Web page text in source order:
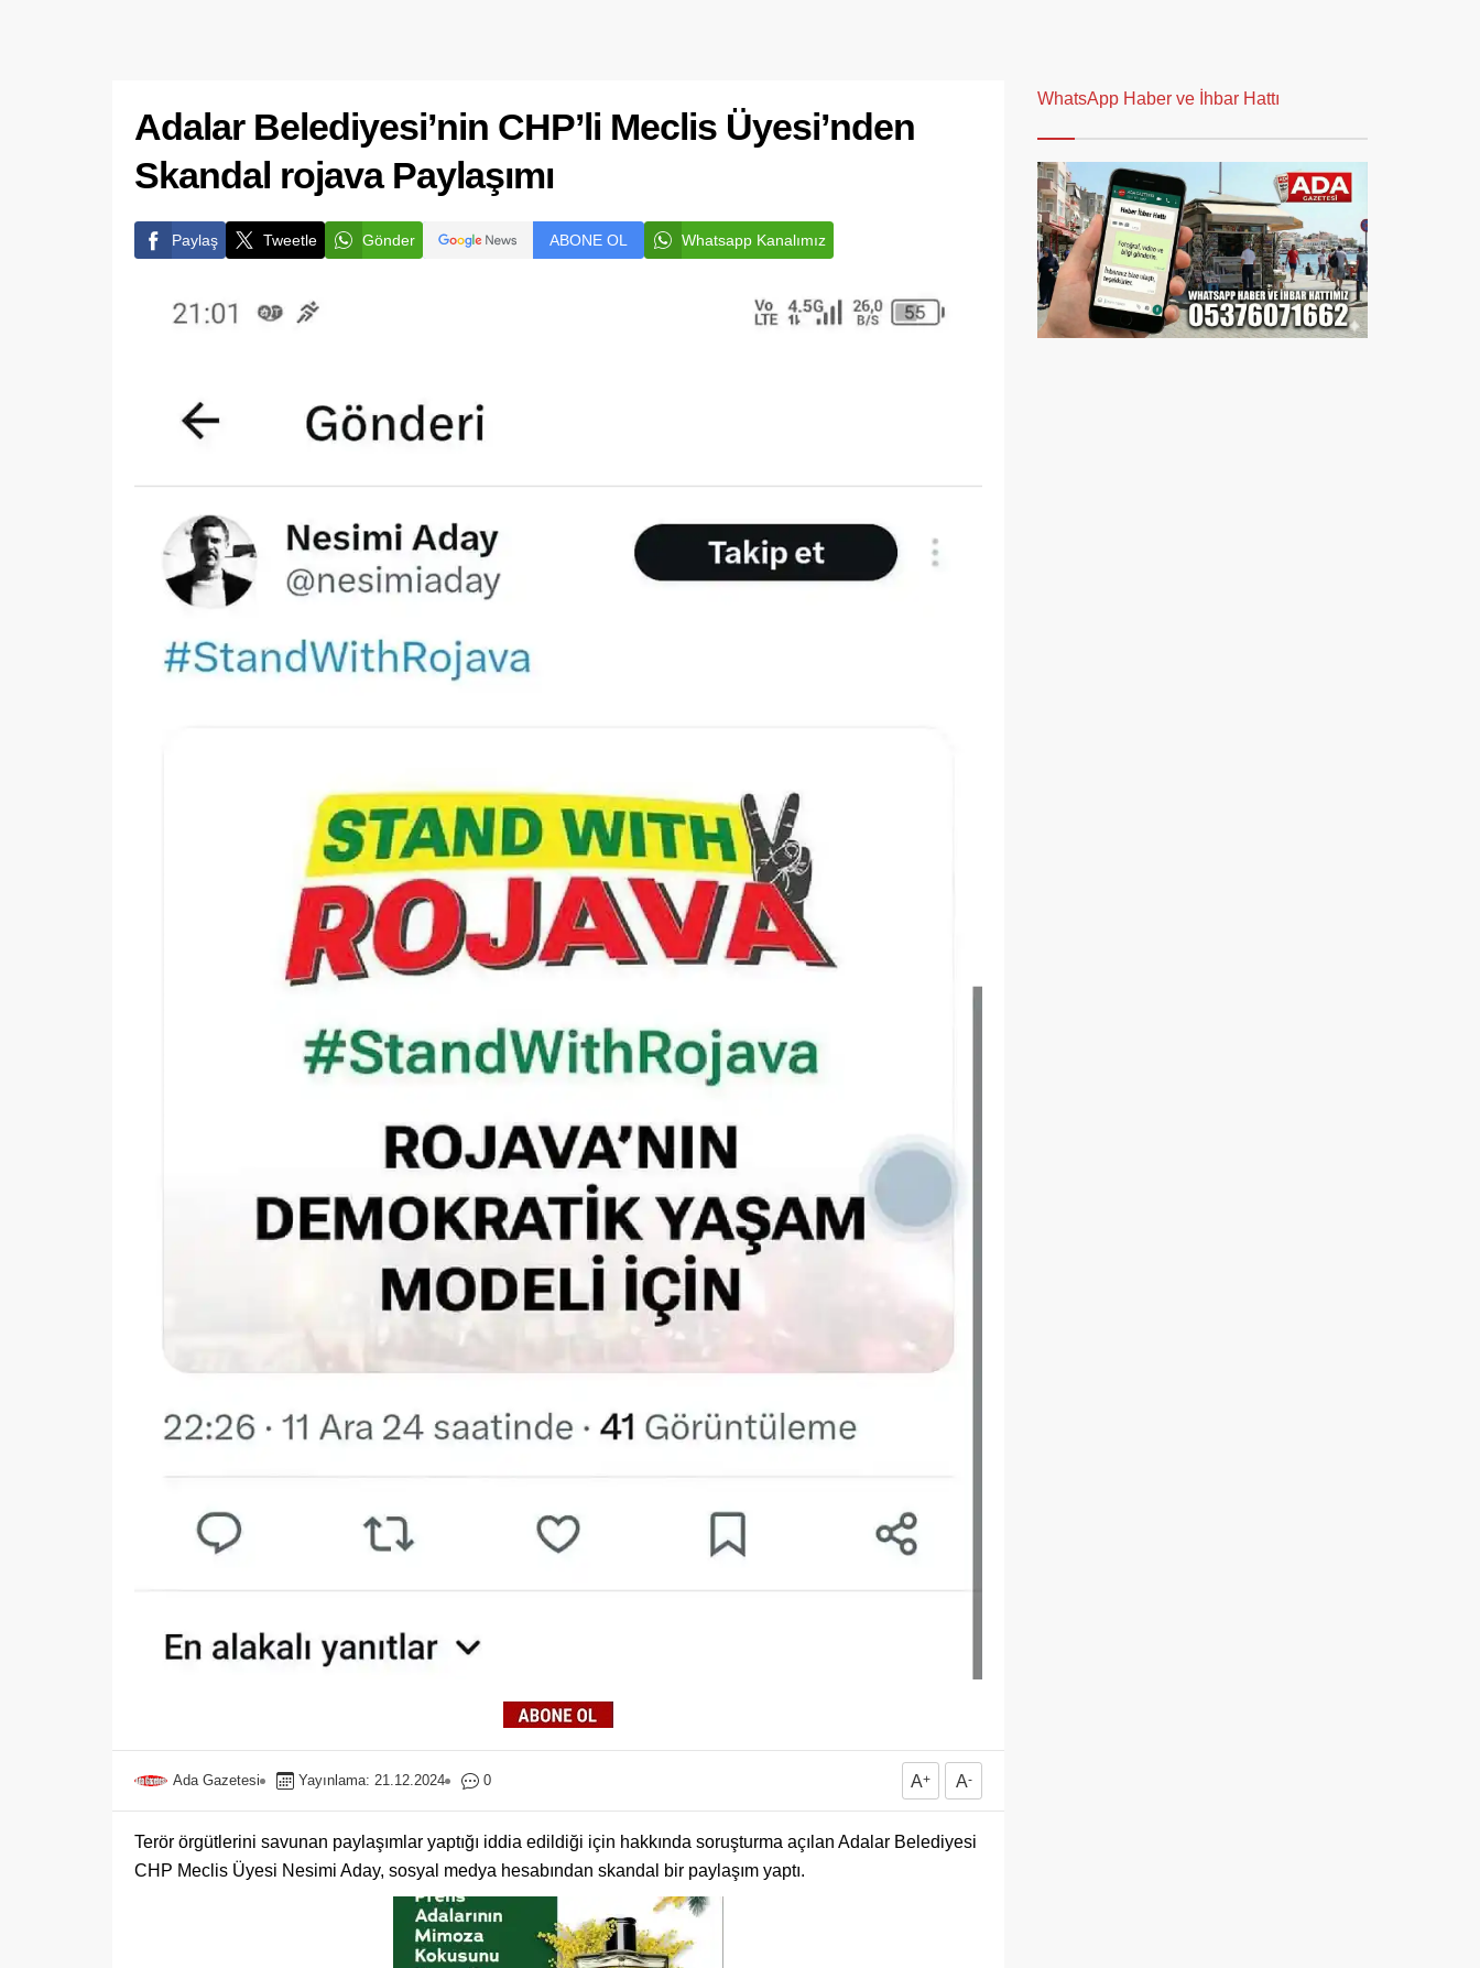
Adalar Belediyesi’nin CHP’li Meclis Üyesi’nden
Skandal rojava Paylaşımı
Paylaş Tweetle Gönder ABONE OL Whatsapp Kanalımız
Ada Gazetesi Yayınlama: 21.12.2024 0 A+ A-
Terör örgütlerini savunan paylaşımlar yaptığı iddia edildiği için hakkında soruşturma açılan Adalar Belediyesi
CHP Meclis Üyesi Nesimi Aday, sosyal medya hesabından skandal bir paylaşım yaptı.
WhatsApp Haber ve İhbar Hattı